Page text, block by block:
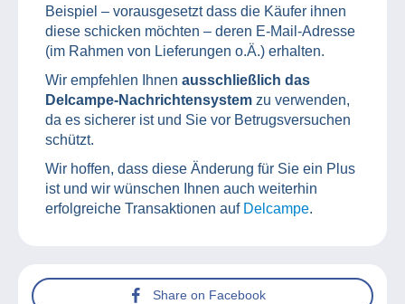
Beispiel – vorausgesetzt dass die Käufer ihnen
diese schicken möchten – deren E-Mail-Adresse
(im Rahmen von Lieferungen o.Ä.) erhalten.
Wir empfehlen Ihnen ausschließlich das
Delcampe-Nachrichtensystem zu verwenden,
da es sicherer ist und Sie vor Betrugsversuchen
schützt.
Wir hoffen, dass diese Änderung für Sie ein Plus
ist und wir wünschen Ihnen auch weiterhin
erfolgreiche Transaktionen auf Delcampe.
Share on Facebook